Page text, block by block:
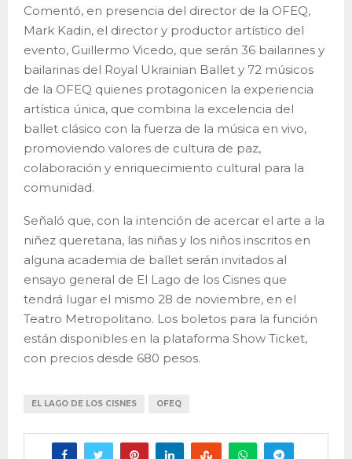
Comentó, en presencia del director de la OFEQ,
Mark Kadin, el director y productor artístico del
evento, Guillermo Vicedo, que serán 36 bailarines y
bailarinas del Royal Ukrainian Ballet y 72 músicos
de la OFEQ quienes protagonicen la experiencia
artística única, que combina la excelencia del
ballet clásico con la fuerza de la música en vivo,
promoviendo valores de cultura de paz,
colaboración y enriquecimiento cultural para la
comunidad.
Señaló que, con la intención de acercar el arte a la
niñez queretana, las niñas y los niños inscritos en
alguna academia de ballet serán invitados al
ensayo general de El Lago de los Cisnes que
tendrá lugar el mismo 28 de noviembre, en el
Teatro Metropolitano. Los boletos para la función
están disponibles en la plataforma Show Ticket,
con precios desde 680 pesos.
EL LAGO DE LOS CISNES OFEQ